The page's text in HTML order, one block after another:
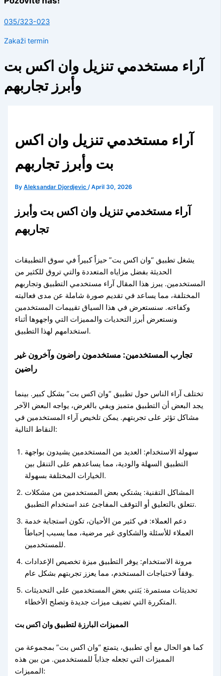
035/323-023
Zakaži termin
آراء مستخدمي تنزيل وان اكس بت
وأبرز تجاربهم
آراء مستخدمي تنزيل وان اكس
بت وأبرز تجاربهم
ByAleksandar Djordjevic/April 30, 2026
آراء مستخدمي تنزيل وان اكس بت وأبرز
تجاربهم
يشغل تطبيق “وان اكس بت” حيزاً كبيراً في سوق التطبيقات
الحديثة بفضل مزاياه المتعددة والتي تروق للكثير من
المستخدمين. يبرز هذا المقال آراء مستخدمي التطبيق وتجاربهم
المختلفة، مما يساعد في تقديم صورة شاملة عن مدى فعاليته
وكفاءته. سنستعرض في هذا السياق تقييمات المستخدمين
ونستعرض أبرز التحديات والمميزات التي واجهوها أثناء
استخدامهم لهذا التطبيق.
تجارب المستخدمين: مستخدمون راضون وآخرون غير
راضين
تختلف آراء الناس حول تطبيق “وان اكس بت” بشكل كبير. بينما
يجد البعض أن التطبيق متميز ويفي بالغرض، يواجه البعض الآخر
مشاكل تؤثر على تجربتهم. يمكن تلخيص آراء المستخدمين في
النقاط التالية:
سهولة الاستخدام: العديد من المستخدمين يشيدون بواجهة
التطبيق السهلة والودية، مما يساعدهم على التنقل بين
الخيارات المختلفة بسهولة.
المشاكل التقنية: يشتكي بعض المستخدمين من مشكلات
تتعلق بالتعليق أو التوقف المفاجئ عند استخدام التطبيق.
دعم العملاء: في كثير من الأحيان، تكون استجابة خدمة
العملاء للأسئلة والشكاوى غير مرضية، مما يسبب إحباطاً
للمستخدمين.
مرونة الاستخدام: يوفر التطبيق ميزة تخصيص الإعدادات
وفقاً لاحتياجات المستخدم، مما يعزز تجربتهم بشكل عام.
تحديثات مستمرة: يَثني بعض المستخدمين على التحديثات
المتكررة التي تضيف ميزات جديدة وتصلح الأخطاء.
المميزات البارزة لتطبيق وان اكس بت
كما هو الحال مع أي تطبيق، يتمتع “وان اكس بت” بمجموعة من
المميزات التي تجعله جذاباً للمستخدمين. من بين هذه
المميزات: